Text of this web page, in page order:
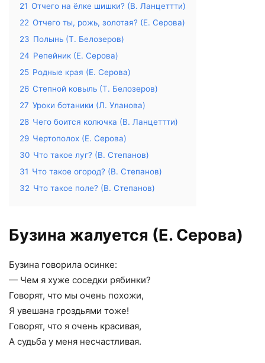
21 Отчего на ёлке шишки? (В. Ланцеттти)
22 Отчего ты, рожь, золотая? (Е. Серова)
23 Полынь (Т. Белозеров)
24 Репейник (Е. Серова)
25 Родные края (Е. Серова)
26 Степной ковыль (Т. Белозеров)
27 Уроки ботаники (Л. Уланова)
28 Чего боится колючка (В. Ланцеттти)
29 Чертополох (Е. Серова)
30 Что такое луг? (В. Степанов)
31 Что такое огород? (В. Степанов)
32 Что такое поле? (В. Степанов)
Бузина жалуется (Е. Серова)
Бузина говорила осинке:
— Чем я хуже соседки рябинки?
Говорят, что мы очень похожи,
Я увешана гроздьями тоже!
Говорят, что я очень красивая,
А судьба у меня несчастливая.